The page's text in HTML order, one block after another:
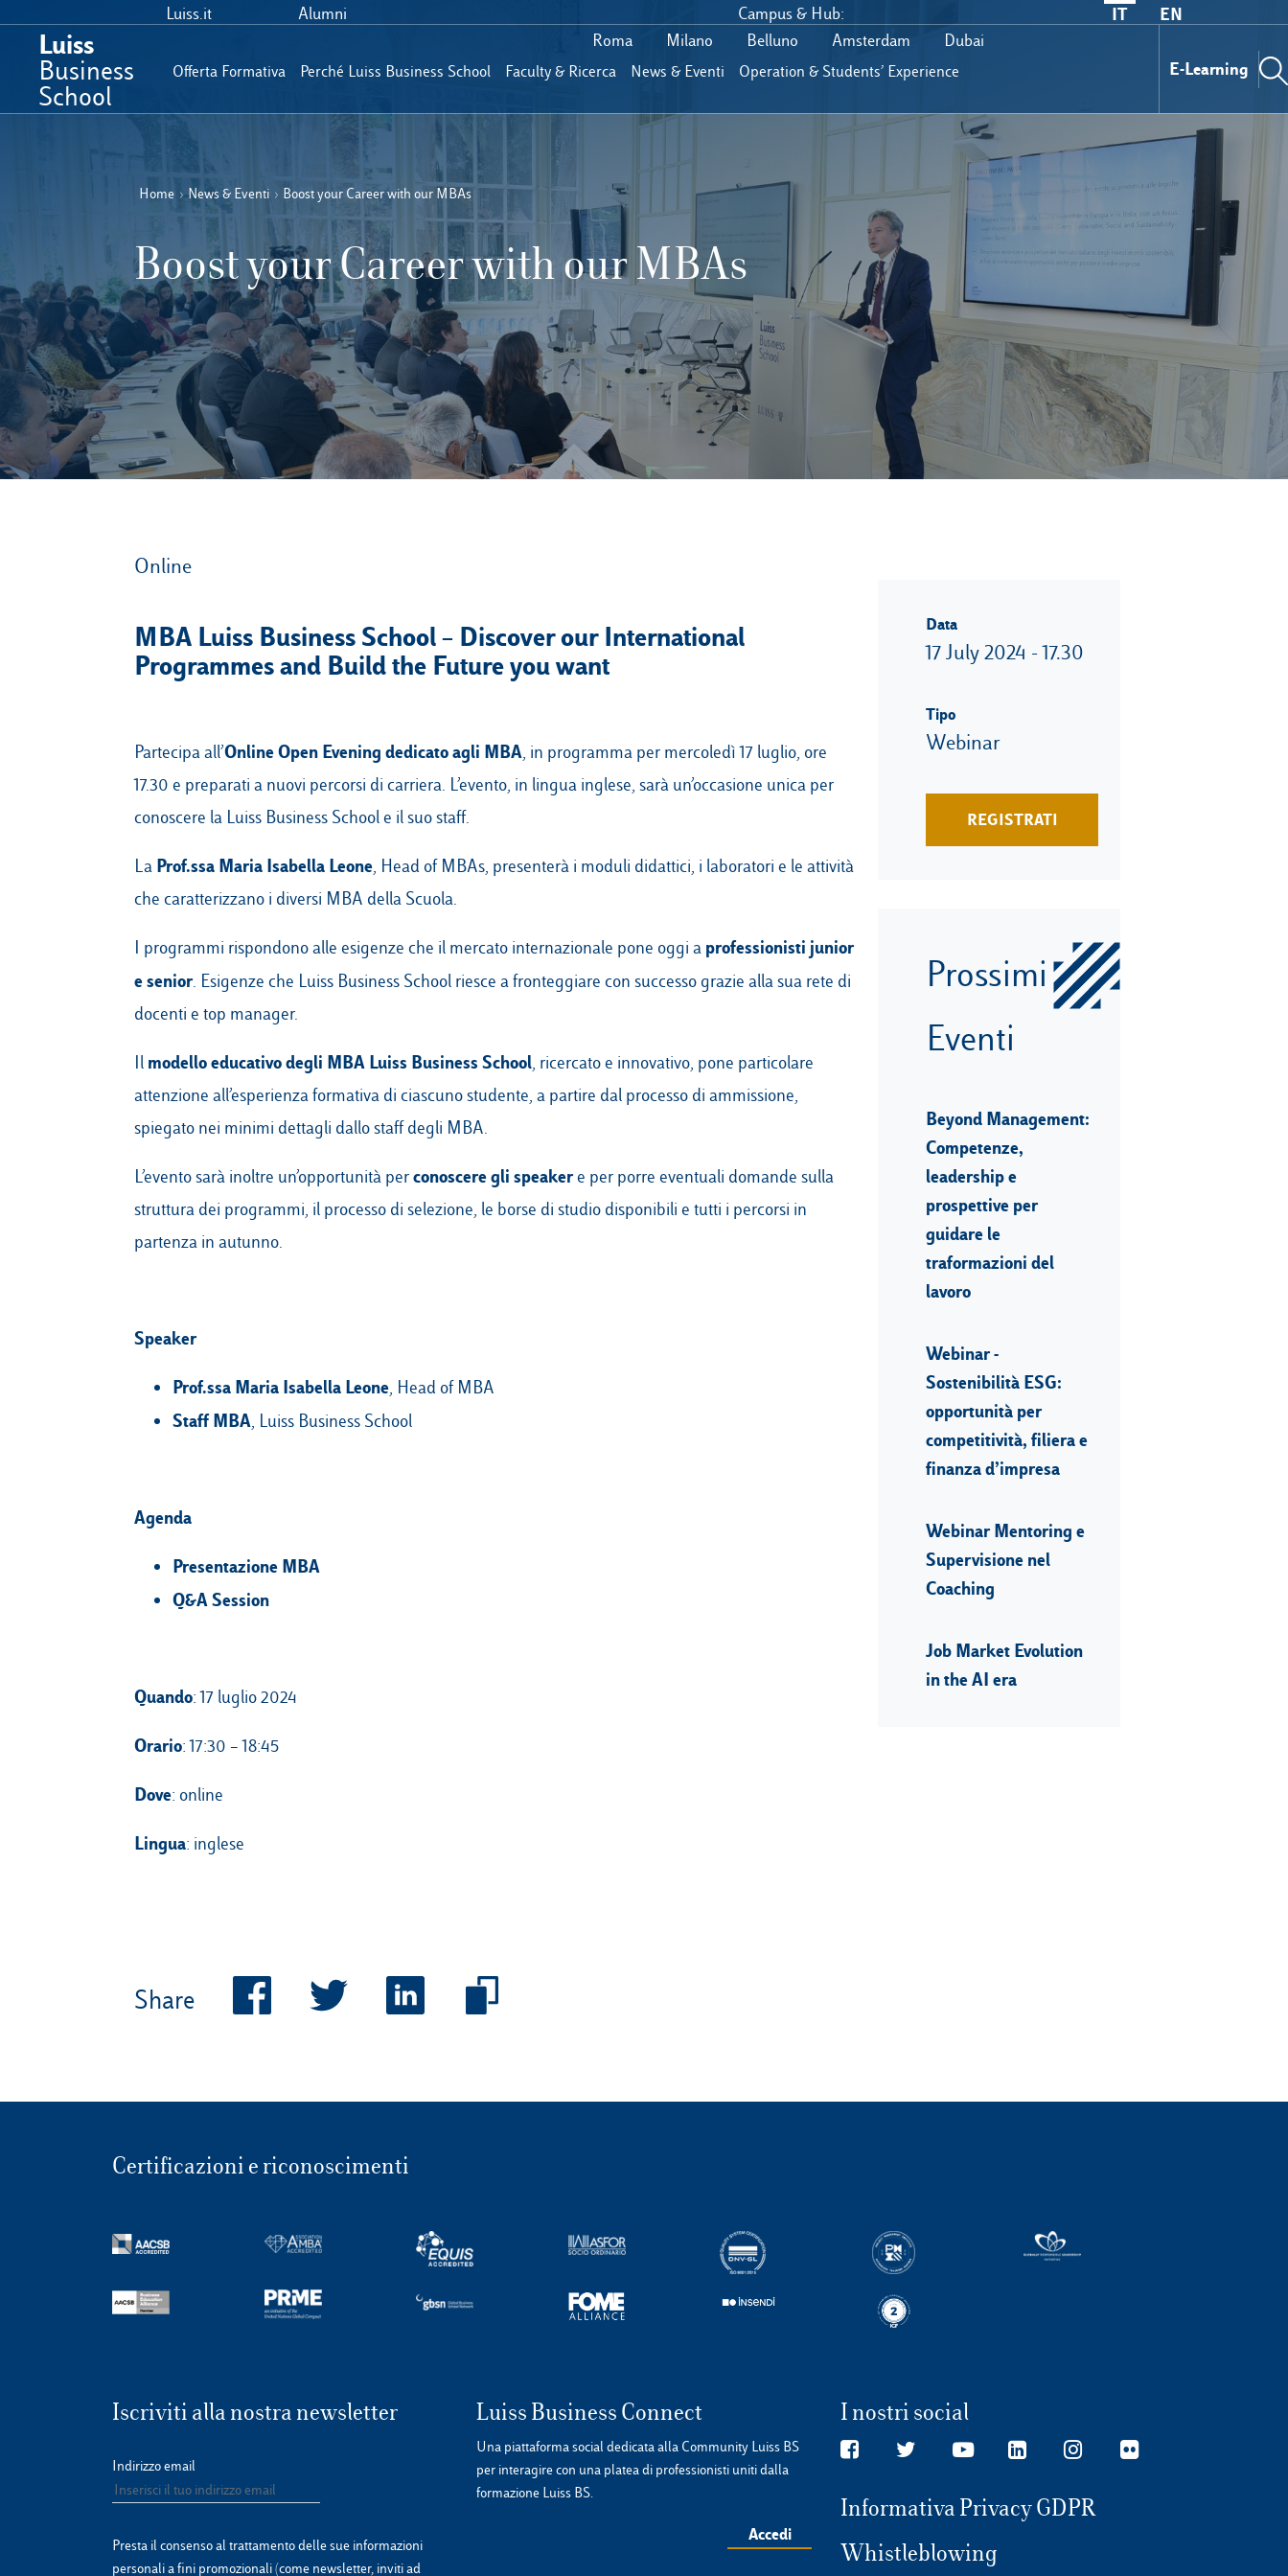
Luiss.it Alumni
Campus & Hub:
Roma
Milano Belluno Amsterdam Dubai
IT EN
Luiss
Business
School
Offerta Formativa Perché Luiss Business School Faculty & Ricerca News & Eventi Operation & Students’ Experience E-Learning
Home › News & Eventi › Boost your Career with our MBAs
Boost your Career with our MBAs
Online
MBA Luiss Business School– Discover our International
Programmes and Build the Future you want
Partecipa all’Online Open Evening dedicato agli MBA, in programma per mercoledì 17 luglio, ore
17.30 e preparati a nuovi percorsi di carriera. L’evento, in lingua inglese, sarà un’occasione unica per
conoscere la Luiss Business School e il suo staff.
La Prof.ssa Maria Isabella Leone, Head of MBAs, presenterà i moduli didattici, i laboratori e le attività
che caratterizzano i diversi MBA della Scuola.
I programmi rispondono alle esigenze che il mercato internazionale pone oggi a professionisti junior
e senior. Esigenze che Luiss Business School riesce a fronteggiare con successo grazie alla sua rete di
docenti e top manager.
Il modello educativo degli MBA Luiss Business School, ricercato e innovativo, pone particolare
attenzione all’esperienza formativa di ciascuno studente, a partire dal processo di ammissione,
spiegato nei minimi dettagli dallo staff degli MBA.
L’evento sarà inoltre un’opportunità perconoscere gli speakere per porre eventuali domande sulla
struttura dei programmi, il processo di selezione, le borse di studio disponibili e tutti i percorsi in
partenza in autunno.
Speaker
Prof.ssa Maria Isabella Leone, Head of MBA
Staff MBA, Luiss Business School
Agenda
Presentazione MBA
Q&A Session
Quando: 17 luglio 2024
Orario: 17:30 – 18:45
Dove: online
Lingua: inglese
Share
Data
17 July 2024 - 17.30
Tipo
Webinar
REGISTRATI
Prossimi
Eventi
Beyond Management:
Competenze,
leadership e
prospettive per
guidare le
traformazioni del
lavoro
Webinar -
Sostenibilità ESG:
opportunità per
competitività, filiera e
finanza d’impresa
Webinar Mentoring e
Supervisione nel
Coaching
Job Market Evolution
in the AI era
Certificazioni e riconoscimenti
Iscriviti alla nostra newsletter
Indirizzo email
Presta il consenso al trattamento delle sue informazioni
personali a fini promozionali (come newsletter, inviti ad
Luiss Business Connect
Una piattaforma social dedicata alla Community Luiss BS
per interagire con una platea di professionisti uniti dalla
formazione Luiss BS.
Accedi
I nostri social
Informativa Privacy GDPR
Whistleblowing